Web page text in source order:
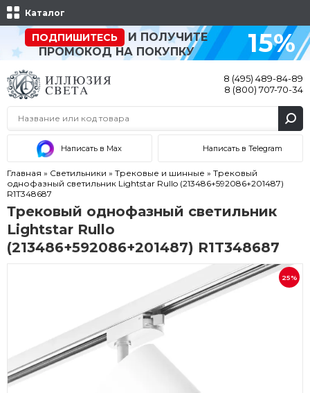
Каталог
ПОДПИШИТЕСЬ
И ПОЛУЧИТЕ
ПРОМОКОД НА ПОКУПКУ
15%
8 (495) 489-84-89
8 (800) 707-70-34
Написать в Max Написать в Telegram
Главная » Светильники » Трековые и шинные » Трековый
однофазный светильник Lightstar Rullo (213486+592086+201487)
R1T348687
Трековый однофазный светильник
Lightstar Rullo
(213486+592086+201487) R1T348687
25%